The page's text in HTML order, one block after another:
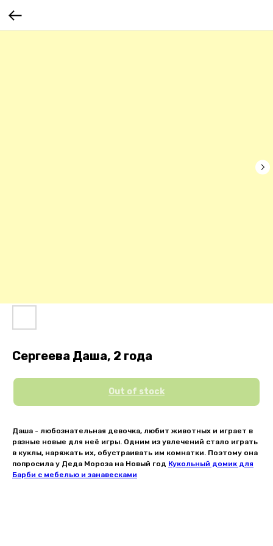
Сергеева Даша, 2 года
Out of stock
Даша - любознательная девочка, любит животных и играет в
разные новые для неё игры. Одним из увлечений стало играть
в куклы, наряжать их, обустраивать им комнатки. Поэтому она
попросила у Деда Мороза на Новый год Кукольный домик для
Барби с мебелью и занавесками